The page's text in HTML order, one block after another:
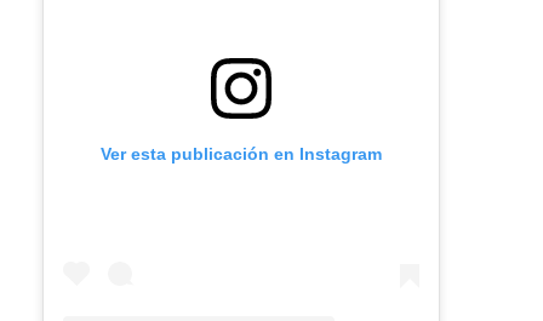
Ver esta publicación en Instagram